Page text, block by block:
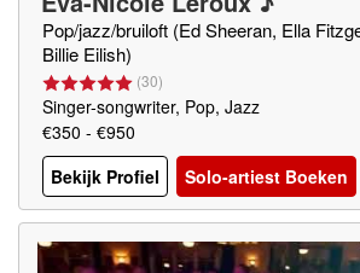
Pop/jazz/bruiloft (Ed Sheeran, Ella
Billie Eilish)
(30)
Singer-songwriter, Pop, Jazz
€350 - €950
Bekijk Profiel
Solo-artiest Boeken